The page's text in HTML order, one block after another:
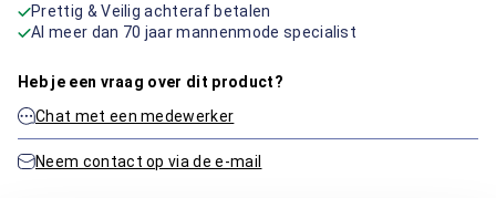
Prettig & Veilig achteraf betalen
Al meer dan 70 jaar mannenmode specialist
Heb je een vraag over dit product?
Chat met een medewerker
Neem contact op via de e-mail